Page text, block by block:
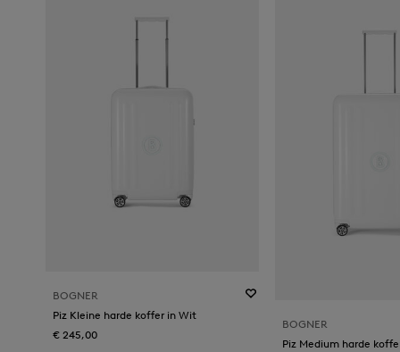
BOGNER
Piz Kleine harde koffer in Wit
€ 245,00
BOGNER
Piz Medium harde